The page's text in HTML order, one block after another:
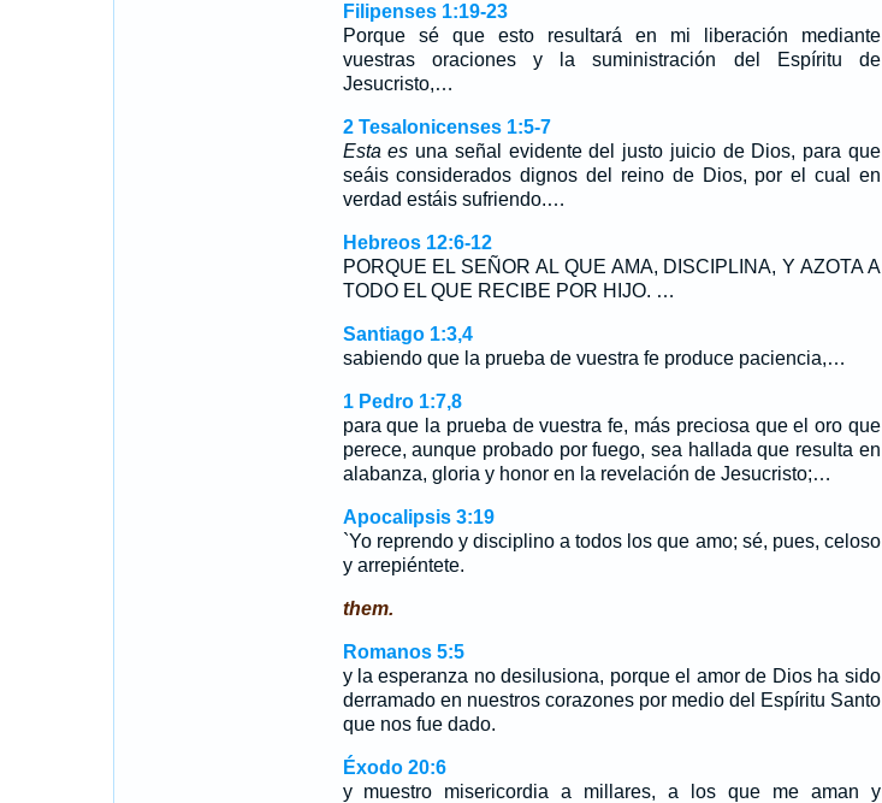
Filipenses 1:19-23
Porque sé que esto resultará en mi liberación mediante
vuestras oraciones y la suministración del Espíritu de
Jesucristo,…
2 Tesalonicenses 1:5-7
Esta es una señal evidente del justo juicio de Dios, para que
seáis considerados dignos del reino de Dios, por el cual en
verdad estáis sufriendo.…
Hebreos 12:6-12
PORQUE EL SEÑOR AL QUE AMA, DISCIPLINA, Y AZOTA A
TODO EL QUE RECIBE POR HIJO. …
Santiago 1:3,4
sabiendo que la prueba de vuestra fe produce paciencia,…
1 Pedro 1:7,8
para que la prueba de vuestra fe, más preciosa que el oro que
perece, aunque probado por fuego, sea hallada que resulta en
alabanza, gloria y honor en la revelación de Jesucristo;…
Apocalipsis 3:19
`Yo reprendo y disciplino a todos los que amo; sé, pues, celoso
y arrepiéntete.
them.
Romanos 5:5
y la esperanza no desilusiona, porque el amor de Dios ha sido
derramado en nuestros corazones por medio del Espíritu Santo
que nos fue dado.
Éxodo 20:6
y muestro misericordia a millares, a los que me aman y